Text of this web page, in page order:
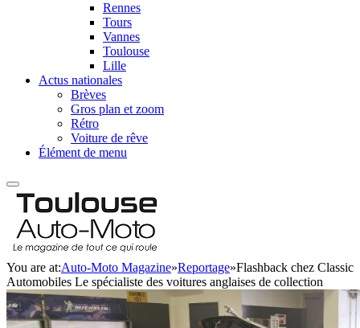
Rennes
Tours
Vannes
Toulouse
Lille
Actus nationales
Brèves
Gros plan et zoom
Rétro
Voiture de rêve
Élément de menu
You are at:Auto-Moto Magazine»Reportage»Flashback chez Classic
Automobiles Le spécialiste des voitures anglaises de collection